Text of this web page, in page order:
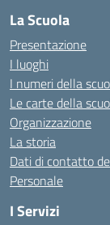
La Scuola
Presentazione
I luoghi
I numeri della
Le carte della
Organizzazione
La storia
Dati di contatto
Personale
I Servizi